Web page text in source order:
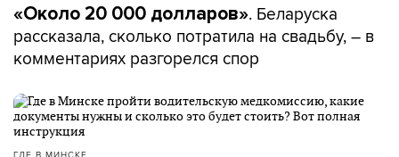
«Около 20 000 долларов». Беларуска
рассказала, сколько потратила на свадьбу, – в
комментариях разгорелся спор
ГДЕ В МИНСКЕ